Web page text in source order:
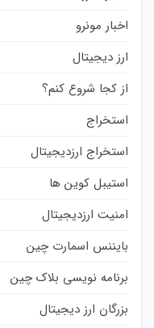
اخبار مونرو
ارز دیجیتال
از کجا شروع کنم؟
استخراج
استخراج ارزدیجیتال
استیبل کوین ها
امنیت ارزدیجیتال
بایننس اسمارت چین
برنامه نویسی بلاک چین
بزرگان ارز دیجیتال